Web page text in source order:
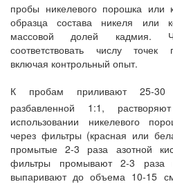
пробы никелевого порошка или
образца состава никеля или
массовой долей кадмия.
соответствовать числу точек
включая контрольный опыт.
К пробам приливают 25-
разбавленной 1:1,
использовании никелевого
через фильтры (красная или
промытые 2-3 раза азотной
фильтры промывают 2-3 раза
выпаривают до объема 10-15